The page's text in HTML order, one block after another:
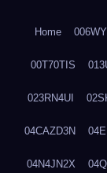
Home
00T70TIS
023RN4UI
04CAZD3N
04N4JN2X